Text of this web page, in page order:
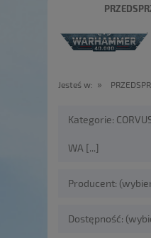
Jesteś w: »
Kategorie:
WA [...]
Producent:
Dostępność: